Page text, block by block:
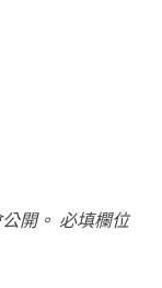
開。 必填欄位